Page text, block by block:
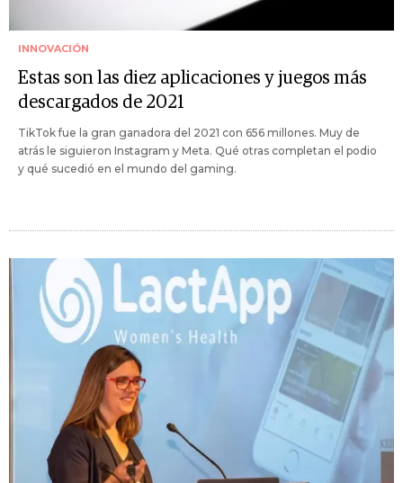
INNOVACIÓN
Estas son las diez aplicaciones y juegos más
descargados de 2021
TikTok fue la gran ganadora del 2021 con 656 millones. Muy de
atrás le siguieron Instagram y Meta. Qué otras completan el podio
y qué sucedió en el mundo del gaming.